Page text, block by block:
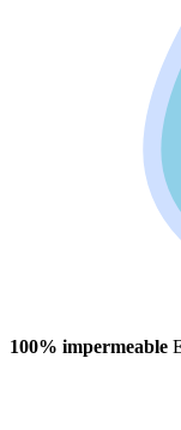
100% impermeable